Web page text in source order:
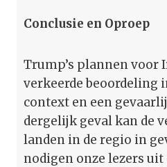
Conclusie en Oproep
Trump’s plannen voor
verkeerde beoordeling
context en een
dergelijk geval kan de
landen in de regio in
nodigen onze lezers